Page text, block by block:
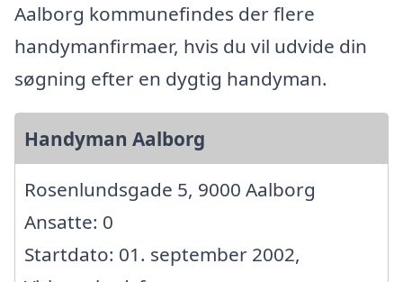
Aalborg kommunefindes der flere
handymanfirmaer, hvis du vil udvide din
søgning efter en dygtig handyman.
Handyman Aalborg
Rosenlundsgade 5, 9000 Aalborg
Ansatte: 0
Startdato: 01. september 2002,